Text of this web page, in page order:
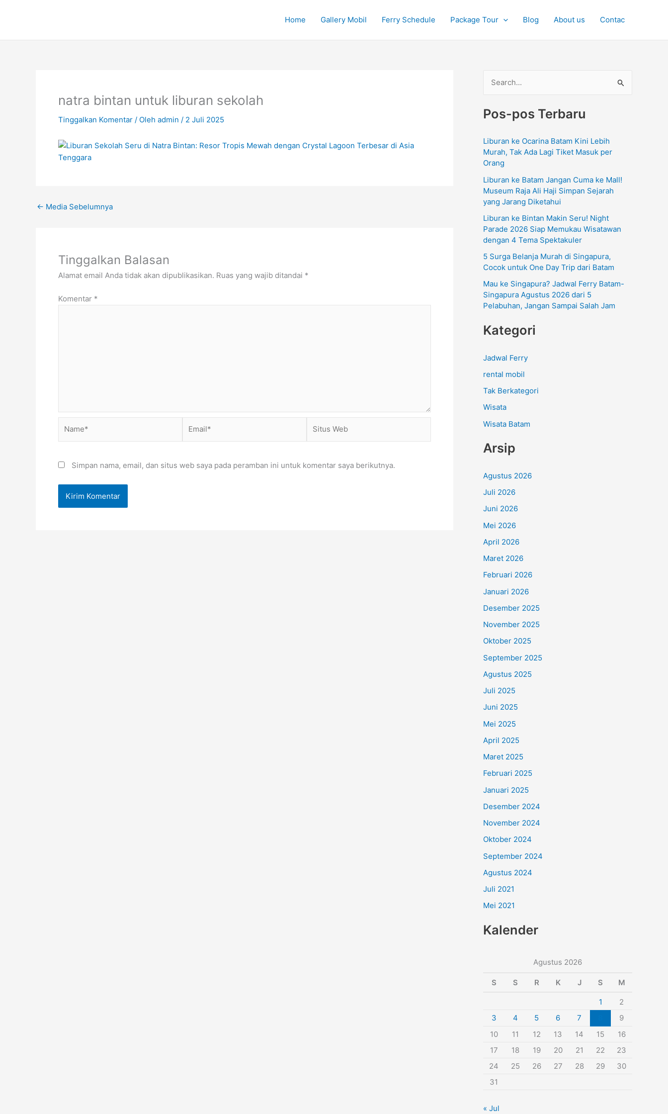
Home Gallery Mobil Ferry Schedule Package Tour Blog About us Contac
natra bintan untuk liburan sekolah
Tinggalkan Komentar / Oleh admin / 2 Juli 2025
← Media Sebelumnya
Tinggalkan Balasan
Alamat email Anda tidak akan dipublikasikan. Ruas yang wajib ditandai *
Komentar *
Web
Simpan nama, email, dan situs web saya pada peramban ini untuk komentar saya berikutnya.
u
n
u
k
:
Pos-pos Terbaru
Liburan ke Ocarina Batam Kini Lebih
Murah, Tak Ada Lagi Tiket Masuk per
Orang
Liburan ke Batam Jangan Cuma ke Mall!
Museum Raja Ali Haji Simpan Sejarah
yang Jarang Diketahui
Liburan ke Bintan Makin Seru! Night
Parade 2026 Siap Memukau Wisatawan
dengan 4 Tema Spektakuler
5 Surga Belanja Murah di Singapura,
Cocok untuk One Day Trip dari Batam
Mau ke Singapura? Jadwal Ferry Batam-
Singapura Agustus 2026 dari 5
Pelabuhan, Jangan Sampai Salah Jam
Kategori
Jadwal Ferry
rental mobil
Tak Berkategori
Wisata
Wisata Batam
Arsip
Agustus 2026
Juli 2026
Juni 2026
Mei 2026
April 2026
Maret 2026
Februari 2026
Januari 2026
Desember 2025
November 2025
Oktober 2025
September 2025
Agustus 2025
Juli 2025
Juni 2025
Mei 2025
April 2025
Maret 2025
Februari 2025
Januari 2025
Desember 2024
November 2024
Oktober 2024
September 2024
Agustus 2024
Juli 2021
Mei 2021
Kalender
Agustus 2026
S S R K J S M
1
2
3
4 5 6 7
9
10
11 12 13 14 15
16
17
18 19 20 21 22
23
24
25 26 27 28 29
30
31
« Jul